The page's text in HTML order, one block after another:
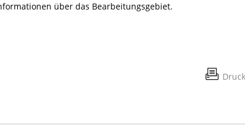
über das Bearbeitungsgebiet.